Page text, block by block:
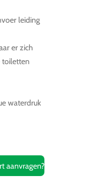
leiding
er zich
toiletten
waterdruk
aanvragen?